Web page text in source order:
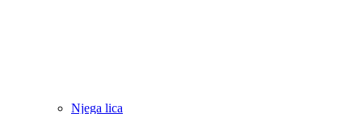
Njega lica